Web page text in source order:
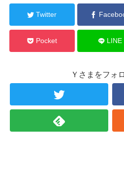
Twitter
Pocket LINE
Ｙさまをフォ